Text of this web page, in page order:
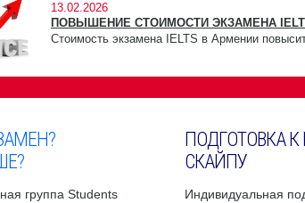
13.02.2026
ПОВЫШЕНИЕ СТОИМОСТИ ЭКЗАМЕНА
Стоимость экзамена IELTS в Армении
группа Students
ПОДГОТОВКА К
СКАЙПУ
Индивидуальная